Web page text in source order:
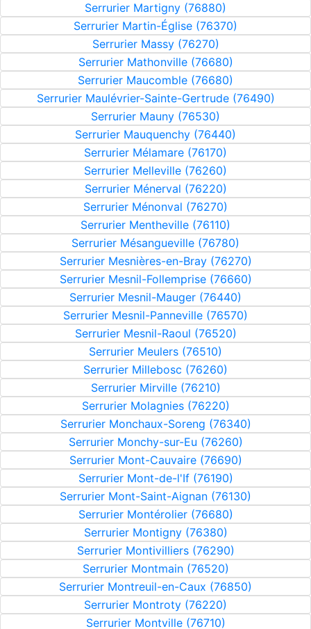
Serrurier Martigny (76880)
Serrurier Martin-Église (76370)
Serrurier Massy (76270)
Serrurier Mathonville (76680)
Serrurier Maucomble (76680)
Serrurier Maulévrier-Sainte-Gertrude (76490)
Serrurier Mauny (76530)
Serrurier Mauquenchy (76440)
Serrurier Mélamare (76170)
Serrurier Melleville (76260)
Serrurier Ménerval (76220)
Serrurier Ménonval (76270)
Serrurier Mentheville (76110)
Serrurier Mésangueville (76780)
Serrurier Mesnières-en-Bray (76270)
Serrurier Mesnil-Follemprise (76660)
Serrurier Mesnil-Mauger (76440)
Serrurier Mesnil-Panneville (76570)
Serrurier Mesnil-Raoul (76520)
Serrurier Meulers (76510)
Serrurier Millebosc (76260)
Serrurier Mirville (76210)
Serrurier Molagnies (76220)
Serrurier Monchaux-Soreng (76340)
Serrurier Monchy-sur-Eu (76260)
Serrurier Mont-Cauvaire (76690)
Serrurier Mont-de-l'If (76190)
Serrurier Mont-Saint-Aignan (76130)
Serrurier Montérolier (76680)
Serrurier Montigny (76380)
Serrurier Montivilliers (76290)
Serrurier Montmain (76520)
Serrurier Montreuil-en-Caux (76850)
Serrurier Montroty (76220)
Serrurier Montville (76710)